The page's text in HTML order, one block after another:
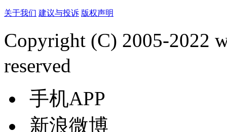
关于我们 建议与投诉 版权声明
Copyright (C) 2005-2022
reserved
手机APP
新浪微博